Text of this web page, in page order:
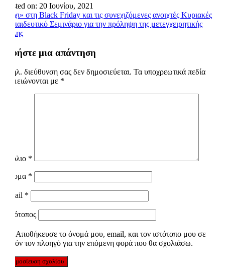
Posted on: 20 Ιουνίου, 2021
Πλοήγηση
άρθρων
«Όχι» στη Black Friday και τις συνεχιζόμενες ανοιχτές Κυριακές
Εκπαιδευτικό Σεμινάριο για την πρόληψη της μετεγχειρητικής
κήλης
Αφήστε μια απάντηση
Η ηλ. διεύθυνση σας δεν δημοσιεύεται. Τα υποχρεωτικά πεδία
σημειώνονται με *
Σχόλιο *
Όνομα *
Email *
Ιστότοπος
Αποθήκευσε το όνομά μου, email, και τον ιστότοπο μου σε
αυτόν τον πλοηγό για την επόμενη φορά που θα σχολιάσω.